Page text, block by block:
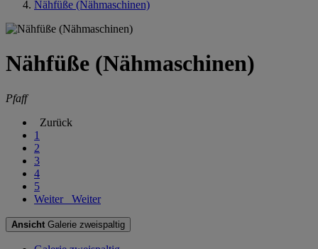
Nähfüße (Nähmaschinen)
Nähfüße (Nähmaschinen)
Pfaff
Zurück
1
2
3
4
5
Weiter
Weiter
Ansicht Galerie zweispaltig